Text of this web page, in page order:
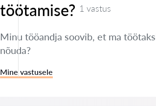
töötamise? 1 vastus
Minu tööandja soovib, et ma
nõuda?
Mine vastusele